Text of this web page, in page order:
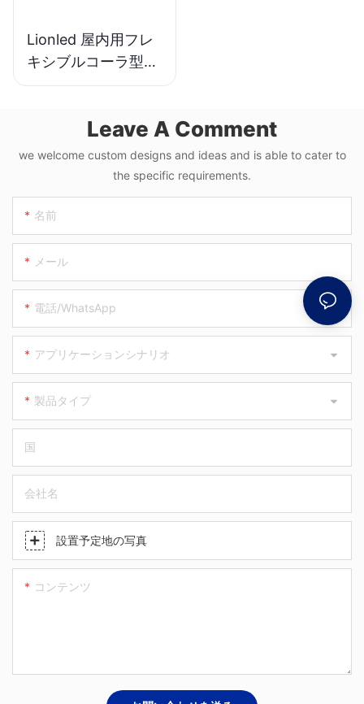
Lionled 屋内用フレ
キシブルコーラ型
LEDディスプレイ
ザインの缶型LEDス
クリーン
Leave A Comment
we welcome custom designs and ideas and is able to cater to
the specific requirements.
名前
メール
電話/WhatsApp
アプリケーションシナリオ
製品タイプ
国
会社名
設置予定地の写真
コンテンツ